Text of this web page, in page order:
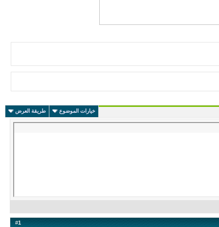
خيارات الموضوع طريقة العرض
#1